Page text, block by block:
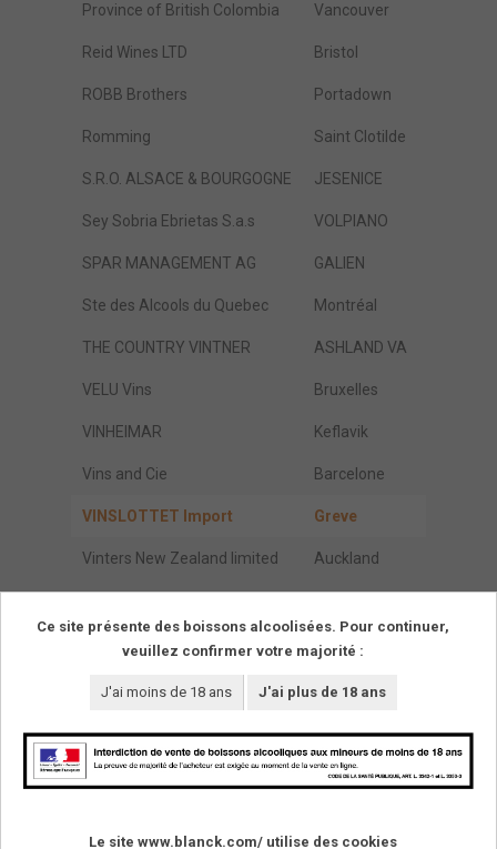
Province of British Colombia Vancouver
Reid Wines LTD Bristol
ROBB Brothers Portadown
Romming Saint Clotilde
S.R.O. ALSACE & BOURGOGNE JESENICE
Sey Sobria Ebrietas S.a.s VOLPIANO
SPAR MANAGEMENT AG GALIEN
Ste des Alcools du Quebec Montréal
THE COUNTRY VINTNER ASHLAND VA
VELU Vins Bruxelles
VINHEIMAR Keflavik
Vins and Cie Barcelone
VINSLOTTET Import Greve
Vinters New Zealand limited Auckland
46
SUIVEZ-NOUS !
Ce site présente des boissons alcoolisées. Pour continuer,
veuillez confirmer votre majorité :
J'ai moins de 18 ans J'ai plus de 18 ans
Le site www.blanck.com/ utilise des cookies